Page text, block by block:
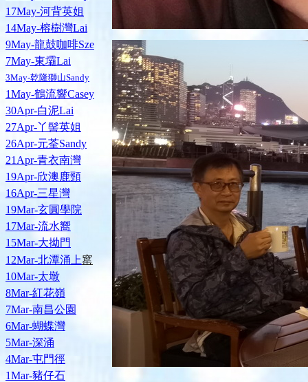
17May-河背英姐
14May-榕樹灣Lai
9May-龍鼓咖啡Sze
7May-東壩Lai
3May-乾隆獅山Sandy
1May-鶴流響Casey
30Apr-白泥Lai
27Apr-丫髻英姐
26Apr-元荃Sandy
21Apr-青衣南灣
19Apr-欣澳鹿頸
16Apr-三星灣
19Mar-玄圓學院
17Mar-流水嚮
15Mar-大拗門
12Mar-北潭涌上窰
10Mar-太墩
8Mar-紅花嶺
7Mar-南昌公園
6Mar-蝴蝶灣
5Mar-深涌
4Mar-屯門徑
1Mar-豬仔石